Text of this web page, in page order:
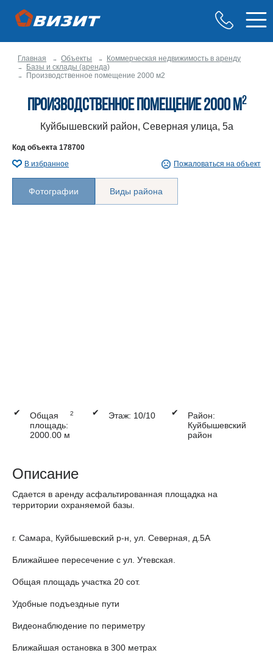
Главная Объекты
Коммерческая недвижимость в аренду
Базы и склады (аренда)
Производственное помещение 2000 м2
Производственное помещение 2000 м2
Куйбышевский район, Северная улица, 5а
Код объекта 178700
В избранное
Пожаловаться на объект
Фотографии Виды района
✔
Общая
площадь:
2000.00 м
2 ✔ Этаж: 10/10 ✔
Район:
Куйбышевский
район
Описание
Сдается в аренду асфальтированная площадка на
территории охраняемой базы.
г. Самара, Куйбышевский р-н, ул. Северная, д.5А
Ближайшее пересечение с ул. Утевская.
Общая площадь участка 20 сот.
Удобные подъездные пути
Видеонаблюдение по периметру
Ближайшая остановка в 300 метрах